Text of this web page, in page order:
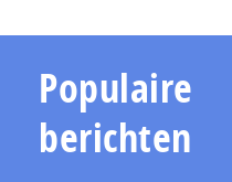
Populaire
berichten